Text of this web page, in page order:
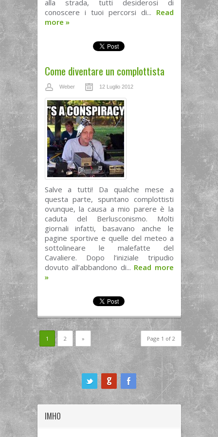
alla strada, tutti desiderosi di
conoscere i tuoi percorsi di... Read
more »
Come diventare un complottista
Weber 12 Luglio 2012
Salve a tutti! Da qualche mese a
questa parte, spuntano complottisti
ovunque, la causa a mio parere è la
caduta del Berlusconismo. Molti
giornali infatti, basavano anche le
pagine sportive e quelle del meteo a
sottolineare le malefatte del
Cavaliere. Dopo l’iniziale tripudio
dovuto all’abbandono di... Read more
»
Page 1 of 2
1 2 »
IMHO